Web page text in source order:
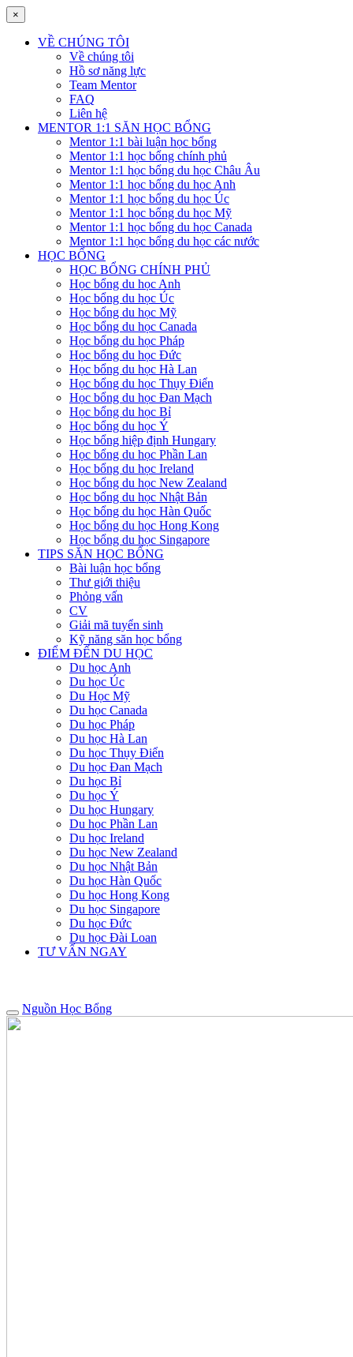
×
VỀ CHÚNG TÔI
Về chúng tôi
Hồ sơ năng lực
Team Mentor
FAQ
Liên hệ
MENTOR 1:1 SĂN HỌC BỔNG
Mentor 1:1 bài luận học bổng
Mentor 1:1 học bổng chính phủ
Mentor 1:1 học bổng du học Châu Âu
Mentor 1:1 học bổng du học Anh
Mentor 1:1 học bổng du học Úc
Mentor 1:1 học bổng du học Mỹ
Mentor 1:1 học bổng du học Canada
Mentor 1:1 học bổng du học các nước
HỌC BỔNG
HỌC BỔNG CHÍNH PHỦ
Học bổng du học Anh
Học bổng du học Úc
Học bổng du học Mỹ
Học bổng du học Canada
Học bổng du học Pháp
Học bổng du học Đức
Học bổng du học Hà Lan
Học bổng du học Thụy Điển
Học bổng du học Đan Mạch
Học bổng du học Bỉ
Học bổng du học Ý
Học bổng hiệp định Hungary
Học bổng du học Phần Lan
Học bổng du học Ireland
Học bổng du học New Zealand
Học bổng du học Nhật Bản
Học bổng du học Hàn Quốc
Học bổng du học Hong Kong
Học bổng du học Singapore
TIPS SĂN HỌC BỔNG
Bài luận học bổng
Thư giới thiệu
Phỏng vấn
CV
Giải mã tuyển sinh
Kỹ năng săn học bổng
ĐIỂM ĐẾN DU HỌC
Du học Anh
Du học Úc
Du Học Mỹ
Du học Canada
Du học Pháp
Du học Hà Lan
Du học Thụy Điển
Du học Đan Mạch
Du học Bỉ
Du học Ý
Du học Hungary
Du học Phần Lan
Du học Ireland
Du học New Zealand
Du học Nhật Bản
Du học Hàn Quốc
Du học Hong Kong
Du học Singapore
Du học Đức
Du học Đài Loan
TƯ VẤN NGAY
Nguồn Học Bổng